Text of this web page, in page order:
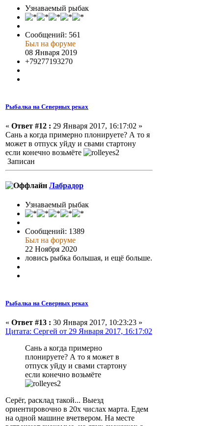
Узнаваемый рыбак
Сообщений: 561
Был на форуме
08 Января 2019
+79277193270
Рыбалка на Северных реках
« Ответ #12 : 29 Января 2017, 16:17:02 »
Сань а когда примерно плонируете? А то я
может в отпуск уйду и свами стартону
если конечно возьмёте
Записан
Лабрадор
Узнаваемый рыбак
Сообщений: 1389
Был на форуме
22 Ноября 2020
ловись рыбка большая, и ещё больше.
Рыбалка на Северных реках
« Ответ #13 : 30 Января 2017, 10:23:23 »
Цитата: Сергей от 29 Января 2017, 16:17:02
Сань а когда примерно
плонируете? А то я может в
отпуск уйду и свами стартону
если конечно возьмёте
Серёг, расклад такой... Выезд
ориентировочно в 20х числах марта. Едем
на одной машине вчетвером. На месте